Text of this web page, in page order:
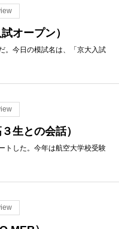
オープン）
。今日の模試名は、「京大入試
生との会話）
トした。今年は航空大学校受験